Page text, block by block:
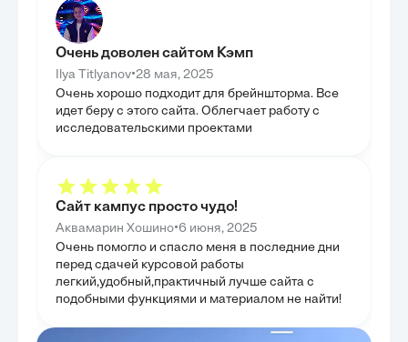
Очень доволен сайтом Кэмп
Ilya Titlyanov•28 мая, 2025
Очень хорошо подходит для брейншторма. Все
идет беру с этого сайта. Облегчает работу с
исследовательскими проектами
Сайт кампус просто чудо!
Аквамарин Хошино•6 июня, 2025
Очень помогло и спасло меня в последние дни
перед сдачей курсовой работы
легкий,удобный,практичный лучше сайта с
подобными функциями и материалом не найти!